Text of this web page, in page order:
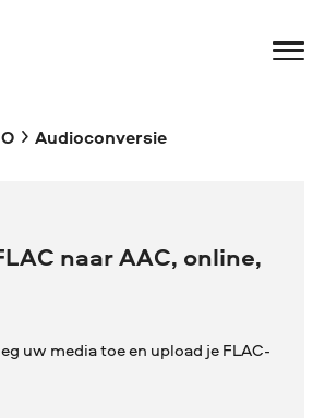
Audioconversie
naar AAC, online,
uw media toe en upload je FLAC-